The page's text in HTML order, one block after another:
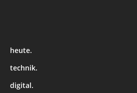
heute.
technik.
digital.